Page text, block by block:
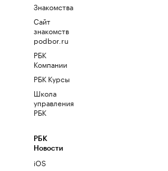
Знакомства
Сайт
знакомств
podbor.ru
РБК
Компании
РБК Курсы
Школа
управления
РБК
РБК
Новости
iOS